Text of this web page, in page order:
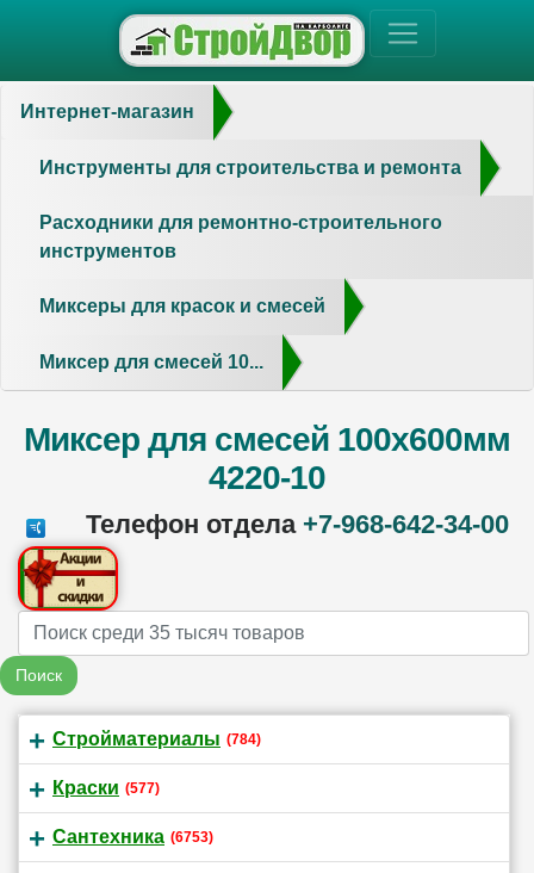
Интернет-магазин
Инструменты для строительства и ремонта
Расходники для ремонтно-строительного
инструментов
Миксеры для красок и смесей
Миксер для смесей 10...
Миксер для смесей 100х600мм
4220-10
Телефон отдела +7-968-642-34-00
Name
Поиск
Стройматериалы (784)
Краски (577)
Сантехника (6753)